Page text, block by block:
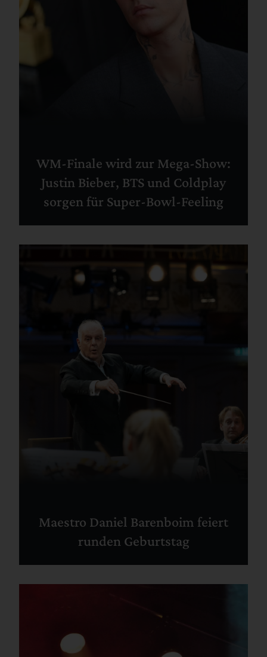
WM-Finale wird zur Mega-Show:
Justin Bieber, BTS und Coldplay
sorgen für Super-Bowl-Feeling
Maestro Daniel Barenboim feiert
runden Geburtstag